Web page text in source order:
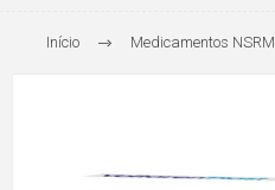
Início Medicamentos NSRM